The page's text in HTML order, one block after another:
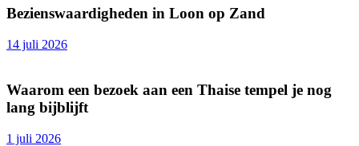
Bezienswaardigheden in Loon op Zand
14 juli 2026
Waarom een bezoek aan een Thaise tempel je nog
lang bijblijft
1 juli 2026